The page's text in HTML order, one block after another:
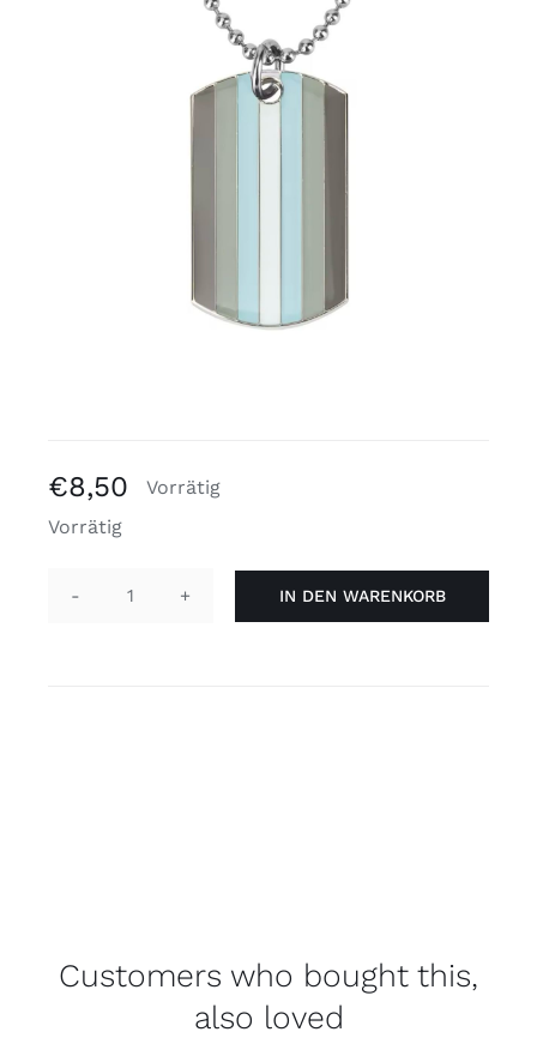
Kostenlose Binder
Review Levi
€8,50
Vorrätig
Vorrätig
IN DEN WARENKORB
Customers who bought this,
also loved